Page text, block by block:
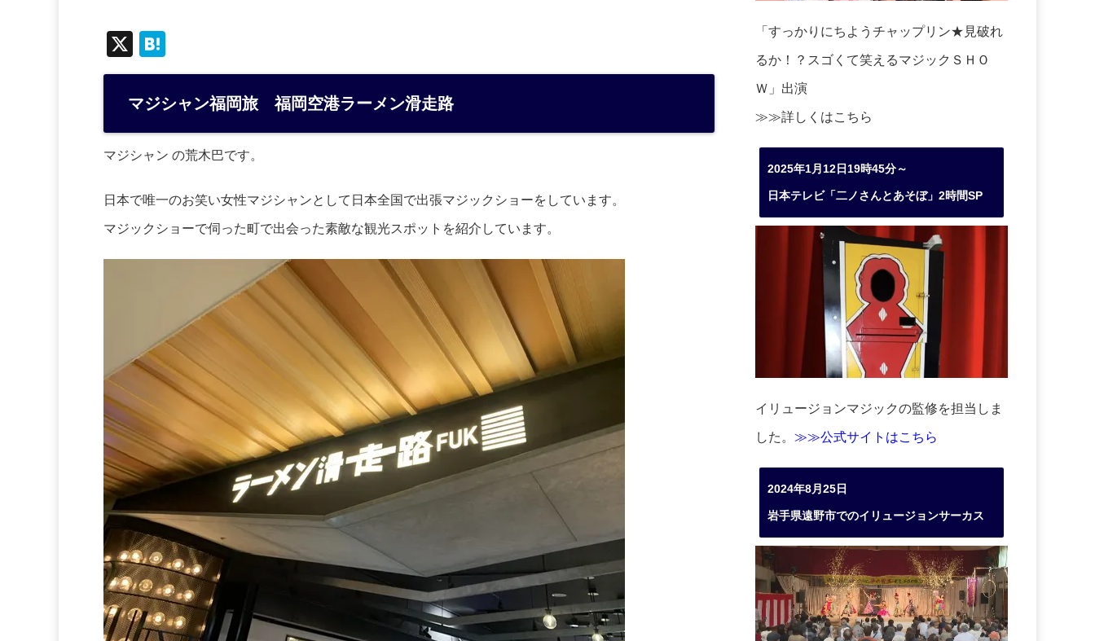
X
at
e
a
マジシャン福岡旅 福岡空港ラーメン滑走路
マジシャン の荒木巴です。
日本で唯一のお笑い女性マジシャンとして日本全国で出張マジックショーをしています。
マジックショーで伺った町で出会った素敵な観光スポットを紹介しています。
「すっかりにちようチャップリン★見破れ
るか！？スゴくて笑えるマジックＳＨＯ
Ｗ」出演
≫≫詳しくはこちら
2025年1月12日19時45分～
日本テレビ「二ノさんとあそぼ」2時間SP
イリュージョンマジックの監修を担当しま
した。 ≫≫公式サイトはこちら
2024年8月25日
岩手県遠野市でのイリュージョンサーカス